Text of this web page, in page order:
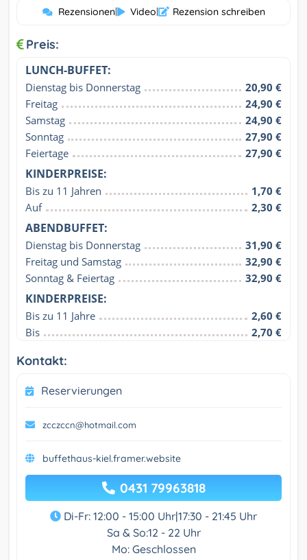
Rezensionen| Video| Rezension schreiben
Preis:
LUNCH-BUFFET:
Dienstag bis Donnerstag
20,90 €
Freitag
24,90 €
Samstag
24,90 €
Sonntag
27,90 €
Feiertage
27,90 €
KINDERPREISE:
Bis zu 11 Jahren
1,70 €
Auf
2,30 €
ABENDBUFFET:
Dienstag bis Donnerstag
31,90 €
Freitag und Samstag
32,90 €
Sonntag & Feiertag
32,90 €
KINDERPREISE:
Bis zu 11 Jahre
2,60 €
Bis
2,70 €
Kontakt:
Reservierungen
zcczccn@hotmail.com
buffethaus-kiel.framer.website
0431 79963818
Di-Fr: 12:00 - 15:00 Uhr|17:30 - 21:45 Uhr
Sa & So:12 - 22 Uhr
Mo: Geschlossen